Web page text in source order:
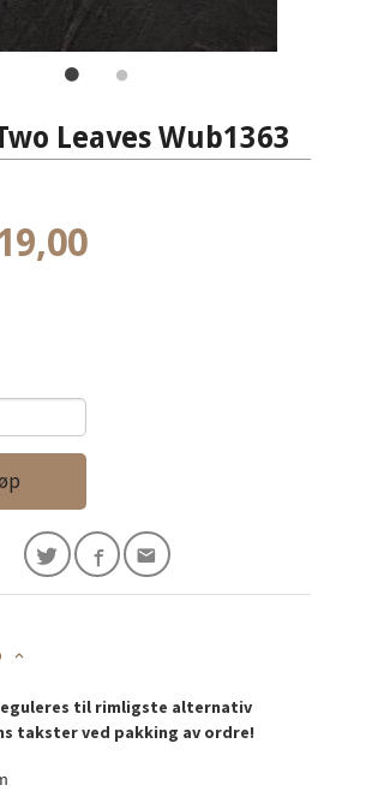
Leaves Wub1363
til rimligste alternativ
takster ved pakking av ordre!